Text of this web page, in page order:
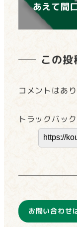
あえて間
この投
コメントはあり
トラックバッ
お問い合わせ